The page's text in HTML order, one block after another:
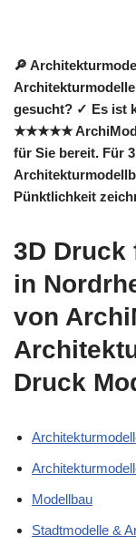
🔎
gesucht? ✓ Es ist
★★★★★ ArchiMod-
für Sie bereit. Für
Pünktlichkeit
3D Druck
in
von
Druck
Modellbau
Stadtmodelle &